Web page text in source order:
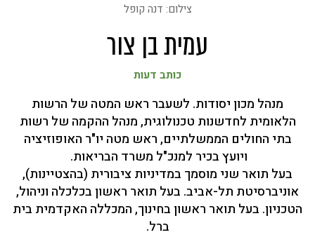
צילום: דנה קופל
עמית בן צור
כותב דעות
מנהל מכון יסודות. לשעבר ראש המטה של הרשות
הלאומית לחדשנות טכנולוגית, מנהל ההקמה של רשות
בתי החולים הממשלתיים, ראש מטה יו"ר האופוזיציה
ויועץ בכיר למנכ"ל משרד הבריאות.
בעל תואר שני מוסמך במדיניות ציבורית (בהצטיינות),
אוניברסיטת תל-אביב. בעל תואר ראשון בכלכלה וניהול,
הטכניון. בעל תואר ראשון בחינוך, המכללה האקדמית בית
ברל.